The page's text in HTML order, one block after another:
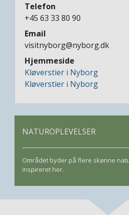
Telefon
+45 63 33 80 90
Email
visitnyborg@nyborg.dk
Hjemmeside
Kløverstier i Nyborg
Kløverstier i Nyborg
NATUROPLEVELSER
Området byder på flere skønne
inspireret her.